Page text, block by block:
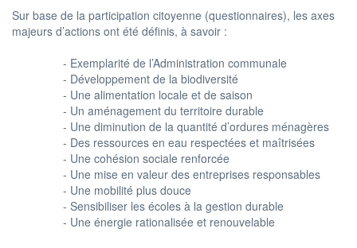
Sur base de la participation citoyenne (questionnaires), les axes
majeurs d’actions ont été définis, à savoir :
- Exemplarité de l’Administration communale
- Développement de la biodiversité
- Une alimentation locale et de saison
- Un aménagement du territoire durable
- Une diminution de la quantité d’ordures ménagères
- Des ressources en eau respectées et maîtrisées
- Une cohésion sociale renforcée
- Une mise en valeur des entreprises responsables
- Une mobilité plus douce
- Sensibiliser les écoles à la gestion durable
- Une énergie rationalisée et renouvelable